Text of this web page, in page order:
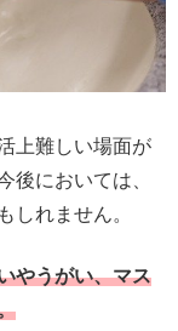
上難しい場面が
後においては、
しれません。
やうがい、マス